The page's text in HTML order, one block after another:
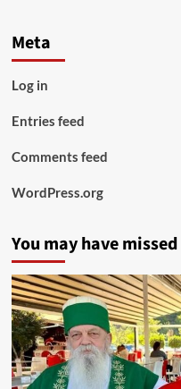
Meta
Log in
Entries feed
Comments feed
WordPress.org
You may have missed